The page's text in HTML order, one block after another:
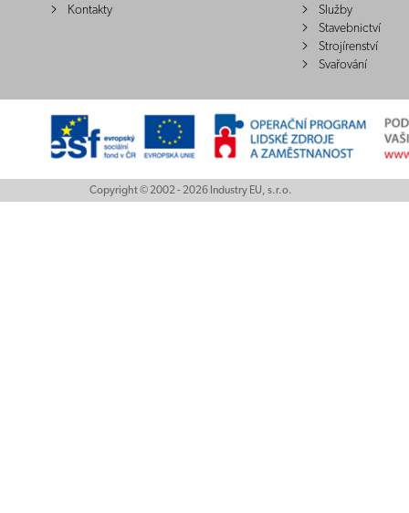
Kontakty
Služby
Stavebnictví
Strojírenství
Svařování
Copyright © 2002 - 2026 Industry EU, s.r.o.